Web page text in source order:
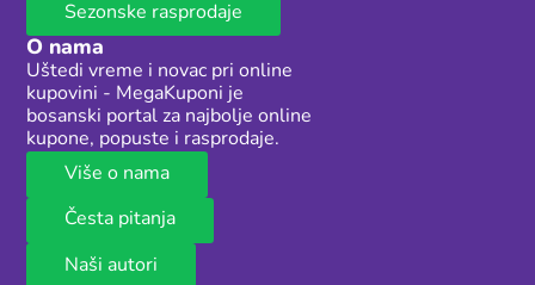
Sezonske rasprodaje
O nama
Uštedi vreme i novac pri online
kupovini - MegaKuponi je
bosanski portal za najbolje online
kupone, popuste i rasprodaje.
Više o nama
Česta pitanja
Naši autori